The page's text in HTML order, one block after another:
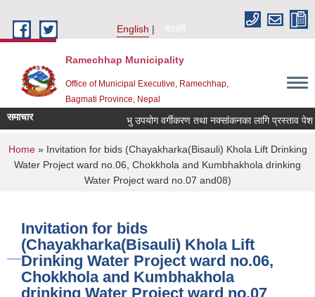
English
नेपाली
Ramechhap Municipality
Office of Municipal Executive, Ramechhap,
Bagmati Province, Nepal
समाचार भु उपयोग वर्गीकरण तथा नक्सांकनका लागि प्रस्ताव पेश गर्ने
You are here
Home» Invitation for bids (Chayakharka(Bisauli) Khola Lift Drinking
Water Project ward no.06, Chokkhola and Kumbhakhola drinking
Water Project ward no.07 and08)
Invitation for bids
(Chayakharka(Bisauli) Khola Lift
Drinking Water Project ward no.06,
Chokkhola and Kumbhakhola
drinking Water Project ward no.07